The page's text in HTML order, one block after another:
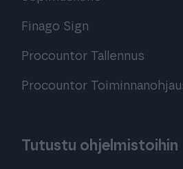
Finago Sign
Procountor Tallennus
Procountor
Tutustu ohjelmistoihin